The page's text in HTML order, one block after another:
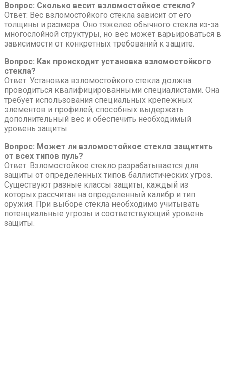
Вопрос: Сколько весит взломостойкое стекло?
Ответ: Вес взломостойкого стекла зависит от его
толщины и размера. Оно тяжелее обычного стекла из-за
многослойной структуры, но вес может варьироваться в
зависимости от конкретных требований к защите.
Вопрос: Как происходит установка взломостойкого
стекла?
Ответ: Установка взломостойкого стекла должна
проводиться квалифицированными специалистами. Она
требует использования специальных крепежных
элементов и профилей, способных выдержать
дополнительный вес и обеспечить необходимый
уровень защиты.
Вопрос: Может ли взломостойкое стекло защитить
от всех типов пуль?
Ответ: Взломостойкое стекло разрабатывается для
защиты от определенных типов баллистических угроз.
Существуют разные классы защиты, каждый из
которых рассчитан на определенный калибр и тип
оружия. При выборе стекла необходимо учитывать
потенциальные угрозы и соответствующий уровень
защиты.